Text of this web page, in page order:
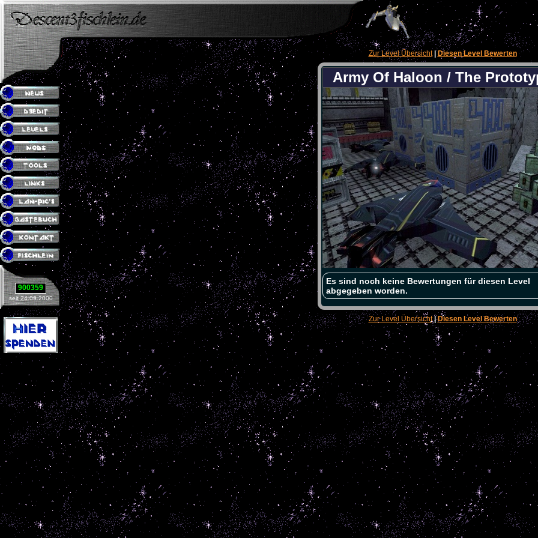
900359
seit 24.09.2000
Zur Level Übersicht | Diesen Level Bewerten
Army Of Haloon / The
Es sind noch keine Bewertungen für diesen Level
abgegeben worden.
Zur Level Übersicht |Diesen Level Bewerten